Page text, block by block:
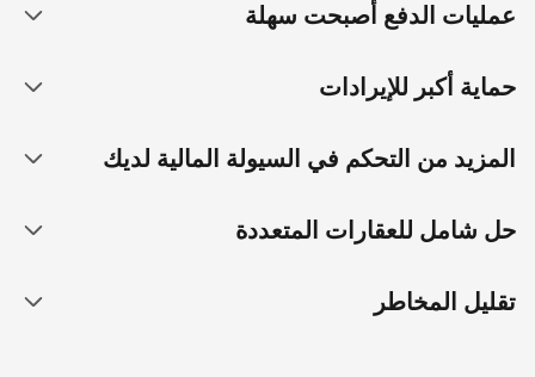
عمليات الدفع أصبحت سهلة
حماية أكبر للإيرادات
المزيد من التحكم في السيولة المالية لديك
حل شامل للعقارات المتعددة
تقليل المخاطر